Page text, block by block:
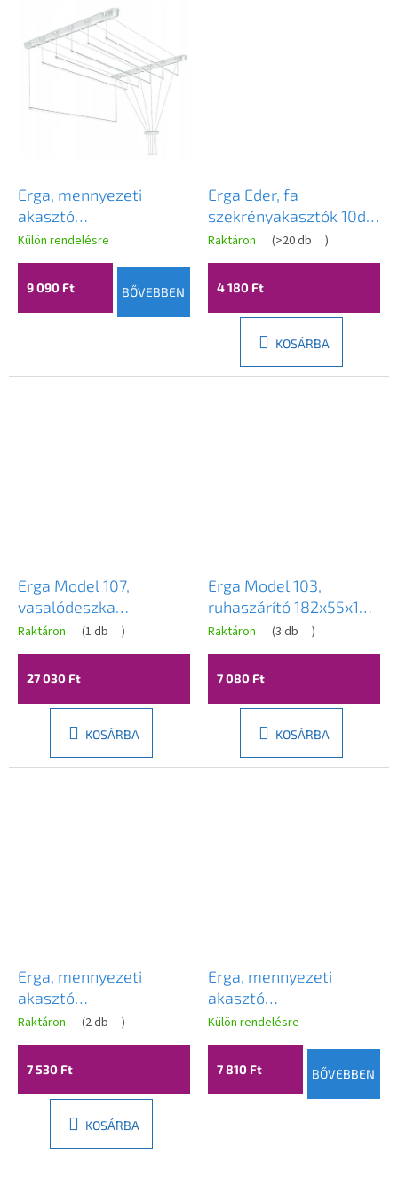
Erga, mennyezeti
akasztó
ruhaszárításhoz 7x130
cm, fehér, ERG-SEP-
10SUSSUF1307P
Külön rendelésre
9 090 Ft BŐVEBBEN
Erga Eder, fa
szekrényakasztók 10db,
natúr barna-króm, ERG-
YKA-CH.EDER
Raktáron (>20 db )
4 180 Ft
KOSÁRBA
Erga Model 107,
vasalódeszka
145x38x94 cm, szürke-
antracit, ERG-SEP-
10DESPRREK20
Raktáron (1 db )
27 030 Ft
KOSÁRBA
Erga Model 103,
ruhaszárító 182x55x102
cm, fehér, ERG-SEP-
10SUSSTMOD103
Raktáron (3 db )
7 080 Ft
KOSÁRBA
Erga, mennyezeti
akasztó
ruhaszárításhoz 6x130
cm, fehér, ERG-SEP-
10SUSSUF6PP13
Raktáron (2 db )
7 530 Ft
KOSÁRBA
Erga, mennyezeti
akasztó
ruhaszárításhoz 5x140
cm, fehér, ERG-SEP-
10SUSSUF5PP14
Külön rendelésre
7 810 Ft BŐVEBBEN